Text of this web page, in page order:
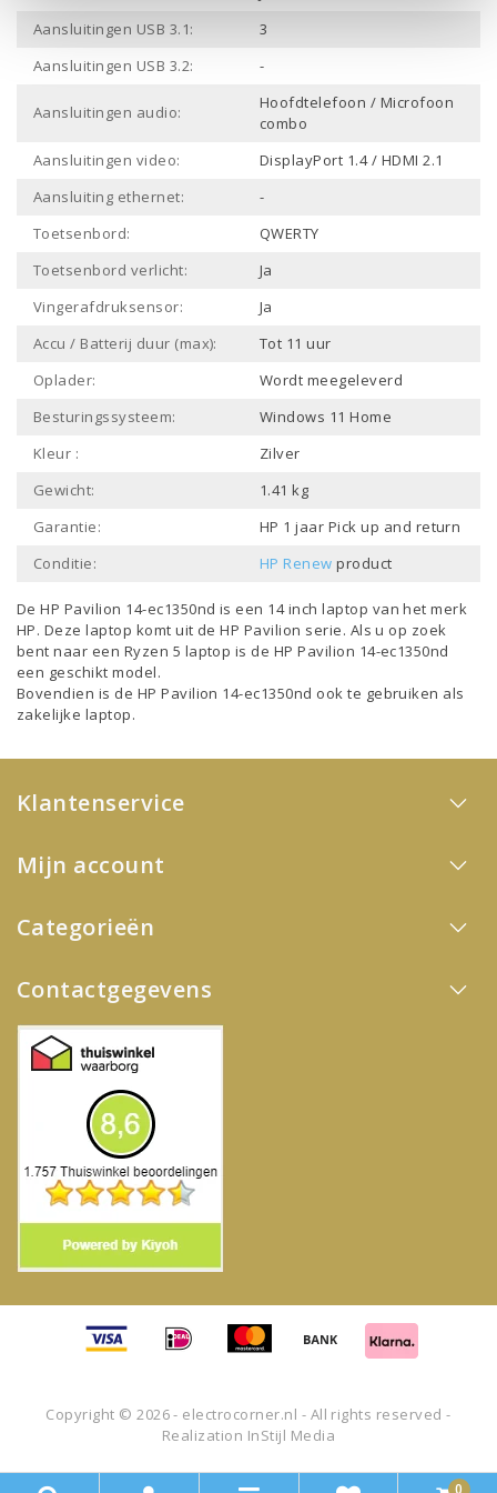
Aansluitingen USB 3.1:
3
Aansluitingen USB 3.2:
-
Aansluitingen audio:
Hoofdtelefoon / Microfoon
combo
Aansluitingen video:
DisplayPort 1.4 / HDMI 2.1
Aansluiting ethernet:
-
Toetsenbord:
QWERTY
Toetsenbord verlicht:
Ja
Vingerafdruksensor:
Ja
Accu / Batterij duur (max):
Tot 11 uur
Oplader:
Wordt meegeleverd
Besturingssysteem:
Windows 11 Home
Kleur :
Zilver
Gewicht:
1.41 kg
Garantie:
HP 1 jaar Pick up and return
Conditie:
HP Renew product
De HP Pavilion 14-ec1350nd is een 14 inch laptop van het merk
HP. Deze laptop komt uit deHP Pavilion serie. Als u op zoek
bent naar een Ryzen 5 laptop is de HP Pavilion 14-ec1350nd
een geschikt model.
Bovendien is de HP Pavilion 14-ec1350nd ook te gebruiken als
zakelijke laptop.
Klantenservice
Mijn account
Categorieën
Contactgegevens
Copyright © 2026 - electrocorner.nl - All rights reserved -
Realization InStijl Media
0